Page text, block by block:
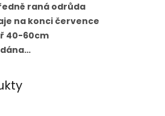
raná odrůda
na konci července
40-60cm